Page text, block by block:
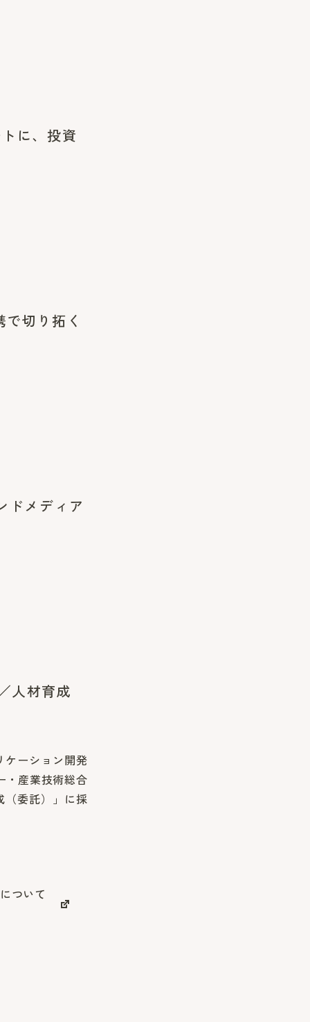
に、投資
切り拓く
ドメディア
人材育成
ーション開発
・産業技術総合
（委託）」に採
ついて